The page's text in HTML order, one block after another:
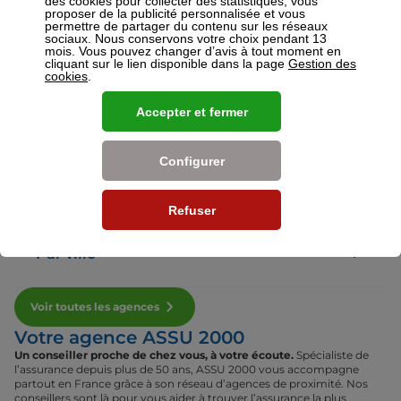
Voir plus
Nos établissements
Par département
Par ville
Voir toutes les agences
Votre agence ASSU 2000
Un conseiller proche de chez vous, à votre écoute. Spécialiste de
l’assurance depuis plus de 50 ans, ASSU 2000 vous accompagne
partout en France grâce à son réseau d’agences de proximité. Nos
conseillers sont là pour vous aider à trouver l’assurance la plus
proposer de la publicité personnalisée et vous
permettre de partager du contenu sur les réseaux
sociaux. Nous conservons votre choix pendant 13
mois. Vous pouvez changer d’avis à tout moment en
cliquant sur le lien disponible dans la page Gestion des
cookies
Refuser
Configurer
Accepter et fermer